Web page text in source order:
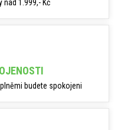
nad 1.999,- Kč
budete spokojeni